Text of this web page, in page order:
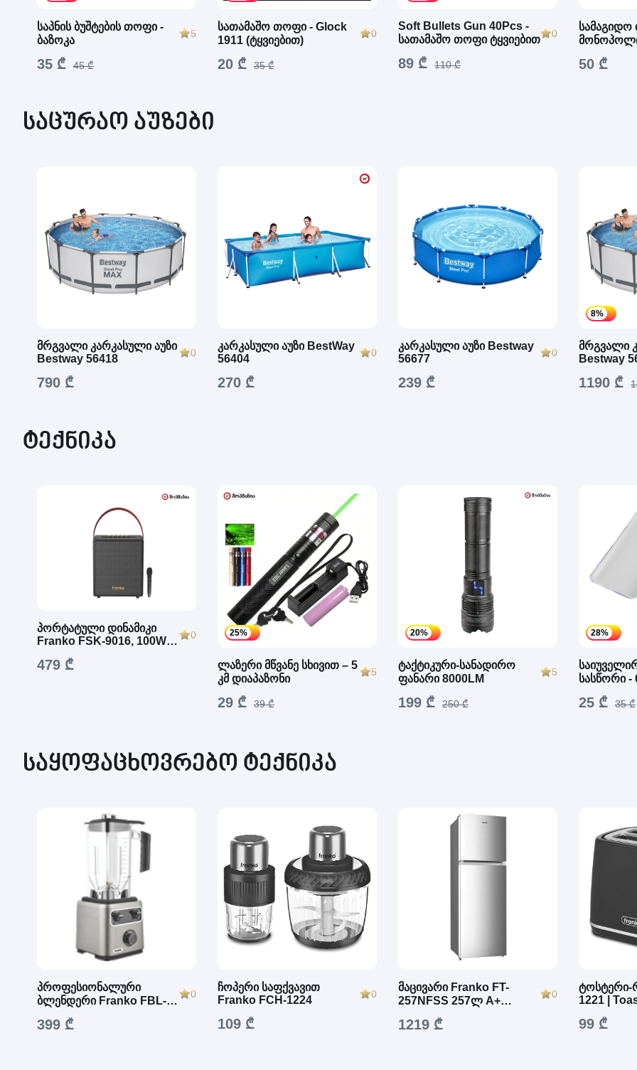
საპნის ბუშტების თოფი -
ბაზოკა
5
35 ₾ 45 ₾
სათამაშო თოფი - Glock
1911 (ტყვიებით)
0
20 ₾ 35 ₾
Soft Bullets Gun 40Pcs -
სათამაშო თოფი ტყვიებით
0
89 ₾ 110 ₾
სამაგიდო
50 ₾
საცურაო აუზები
მრგვალი კარკასული აუზი
Bestway 56418
0
790 ₾
კარკასული აუზი BestWay
56404
0
270 ₾
კარკასული აუზი Bestway
56677
0
239 ₾
8%
მრგვალი
Bestway
1190 ₾
ტექნიკა
პორტატული დინამიკი
Franko FSK-9016, 100W,
0
479 ₾
25%
ლაზერი მწვანე სხივით – 5
კმ დიაპაზონი
5
29 ₾ 39 ₾
20%
ტაქტიკური-სანადირო
ფანარი 8000LM
5
199 ₾ 250 ₾
28%
სასწორი -
25 ₾ 35 ₾
საყოფაცხოვრებო ტექნიკა
პროფესიონალური
ბლენდერი Franko FBL-
0
399 ₾
ჩოპერი საფქვავით
Franko FCH-1224
0
109 ₾
მაცივარი Franko FT-
257NFSS 257ლ A+
0
1219 ₾
ტოსტერი-
1221 |
99 ₾